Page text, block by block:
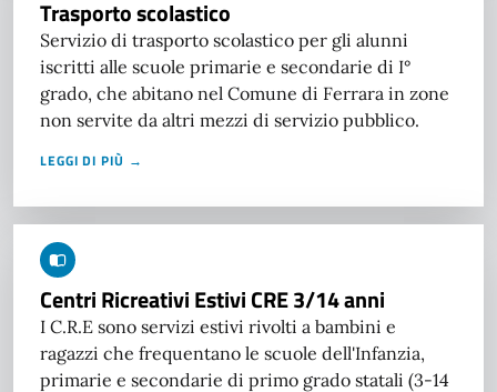
Trasporto scolastico
Servizio di trasporto scolastico per gli alunni
iscritti alle scuole primarie e secondarie di I°
grado, che abitano nel Comune di Ferrara in zone
non servite da altri mezzi di servizio pubblico.
LEGGI DI PIÙ →
Centri Ricreativi Estivi CRE 3/14 anni
I C.R.E sono servizi estivi rivolti a bambini e
ragazzi che frequentano le scuole dell'Infanzia,
primarie e secondarie di primo grado statali (3-14